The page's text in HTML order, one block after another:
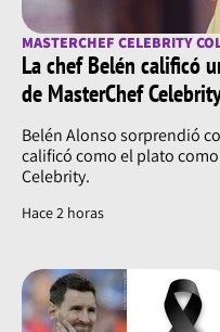
MASTERCHEF CELEBRITY
La chef Belén calificó
de MasterChef
Belén Alonso sorprendió
calificó como el plato
Celebrity.
Hace 2 horas